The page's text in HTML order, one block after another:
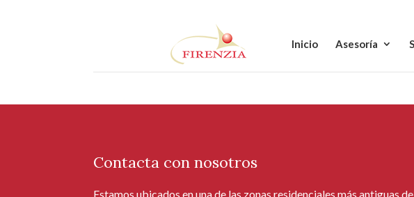
Contacta con nosotros
Estamos ubicados en una de las zonas residenciales más antiguas de